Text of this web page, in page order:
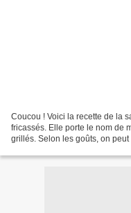
Coucou ! Voici la recette de la
fricassés. Elle porte le nom de
grillés. Selon les goûts, on